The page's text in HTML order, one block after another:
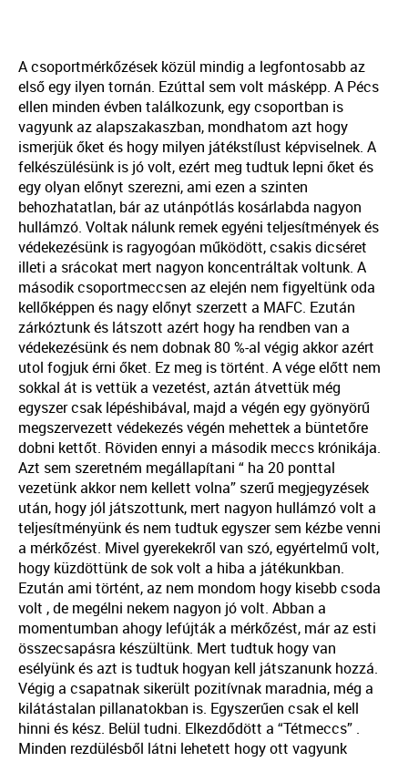
A csoportmérkőzések közül mindig a legfontosabb az
első egy ilyen tornán. Ezúttal sem volt másképp. A Pécs
ellen minden évben találkozunk, egy csoportban is
vagyunk az alapszakaszban, mondhatom azt hogy
ismerjük őket és hogy milyen játékstílust képviselnek. A
felkészülésünk is jó volt, ezért meg tudtuk lepni őket és
egy olyan előnyt szerezni, ami ezen a szinten
behozhatatlan, bár az utánpótlás kosárlabda nagyon
hullámzó. Voltak nálunk remek egyéni teljesítmények és
védekezésünk is ragyogóan működött, csakis dicséret
illeti a srácokat mert nagyon koncentráltak voltunk. A
második csoportmeccsen az elején nem figyeltünk oda
kellőképpen és nagy előnyt szerzett a MAFC. Ezután
zárkóztunk és látszott azért hogy ha rendben van a
védekezésünk és nem dobnak 80 %-al végig akkor azért
utol fogjuk érni őket. Ez meg is történt. A vége előtt nem
sokkal át is vettük a vezetést, aztán átvettük még
egyszer csak lépéshibával, majd a végén egy gyönyörű
megszervezett védekezés végén mehettek a büntetőre
dobni kettőt. Röviden ennyi a második meccs krónikája.
Azt sem szeretném megállapítani “ ha 20 ponttal
vezetünk akkor nem kellett volna” szerű megjegyzések
után, hogy jól játszottunk, mert nagyon hullámzó volt a
teljesítményünk és nem tudtuk egyszer sem kézbe venni
a mérkőzést. Mivel gyerekekről van szó, egyértelmű volt,
hogy küzdöttünk de sok volt a hiba a játékunkban.
Ezután ami történt, az nem mondom hogy kisebb csoda
volt , de megélni nekem nagyon jó volt. Abban a
momentumban ahogy lefújták a mérkőzést, már az esti
összecsapásra készültünk. Mert tudtuk hogy van
esélyünk és azt is tudtuk hogyan kell játszanunk hozzá.
Végig a csapatnak sikerült pozitívnak maradnia, még a
kilátástalan pillanatokban is. Egyszerűen csak el kell
hinni és kész. Belül tudni. Elkezdődött a “Tétmeccs” .
Minden rezdülésből látni lehetett hogy ott vagyunk